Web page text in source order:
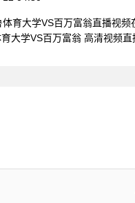
育大学VS百万富翁直播视
大学VS百万富翁 高清视频直